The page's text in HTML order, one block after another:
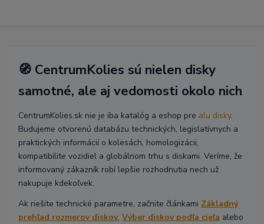
🧭 CentrumKolies sú nielen disky
samotné, ale aj vedomosti okolo nich
CentrumKolies.sk nie je iba katalóg a eshop pre alu disky.
Budujeme otvorenú databázu technických, legislatívnych a
praktických informácií o kolesách, homologizácii,
kompatibilite vozidiel a globálnom trhu s diskami. Veríme, že
informovaný zákazník robí lepšie rozhodnutia nech už
nakupuje kdekoľvek.
Ak riešite technické parametre, začnite článkami Základný
prehľad rozmerov diskov,Výber diskov podľa cieľa alebo